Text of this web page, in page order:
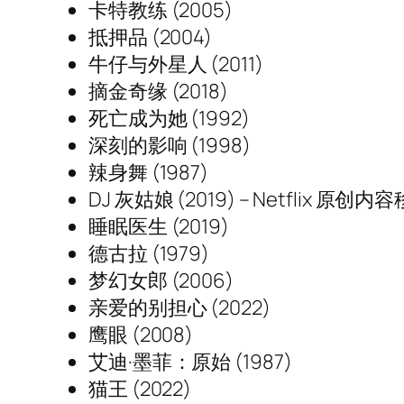
卡特教练 (2005)
抵押品 (2004)
牛仔与外星人 (2011)
摘金奇缘 (2018)
死亡成为她 (1992)
深刻的影响 (1998)
辣身舞 (1987)
DJ 灰姑娘 (2019) – Netflix 原创内容
睡眠医生 (2019)
德古拉 (1979)
梦幻女郎 (2006)
亲爱的别担心 (2022)
鹰眼 (2008)
艾迪·墨菲：原始 (1987)
猫王 (2022)